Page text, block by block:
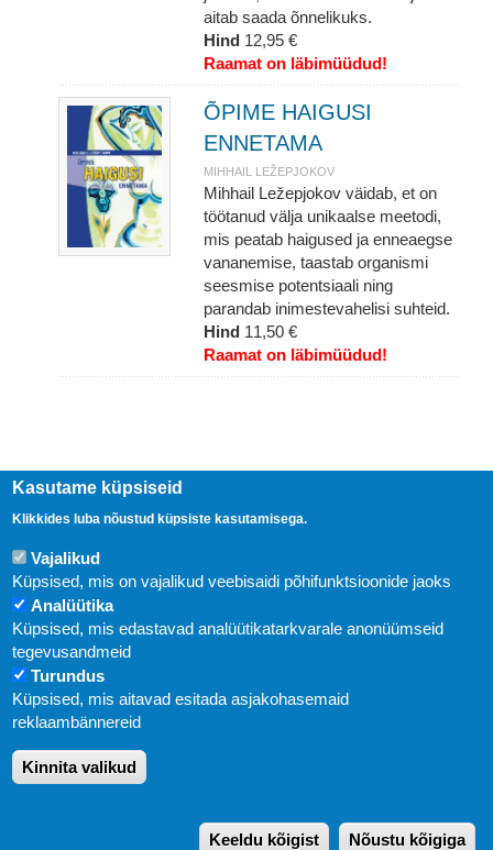
aitab saada õnnelikuks.
Hind 12,95 €
Raamat on läbimüüdud!
ÕPIME HAIGUSI
ENNETAMA
MIHHAIL LEŽEPJOKOV
Mihhail Ležepjokov väidab, et on
töötanud välja unikaalse meetodi,
mis peatab haigused ja enneaegse
vananemise, taastab organismi
seesmise potentsiaali ning
parandab inimestevahelisi suhteid.
Hind 11,50 €
Raamat on läbimüüdud!
Uudised
KIRJASTUS PEGASUS OÜ © 2020
Paldiski mnt. 29 (A korpus VI korrus), Tallinn
E-post:pegasus[at]pegasus.ee
Kasutame küpsiseid
Klikkides luba nõustud küpsiste kasutamisega.
Vajalikud
Küpsised, mis on vajalikud veebisaidi põhifunktsioonide jaoks
Analüütika
Küpsised, mis edastavad analüütikatarkvarale anonüümseid
tegevusandmeid
Turundus
Küpsised, mis aitavad esitada asjakohasemaid
reklaambännereid
Kinnita valikud
Keeldu kõigist Nõustu kõigiga